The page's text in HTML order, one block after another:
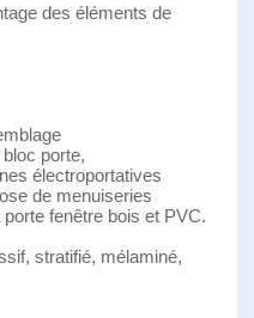
des éléments de
porte,
électroportatives
de menuiseries
fenêtre bois et PVC.
stratifié, mélaminé,